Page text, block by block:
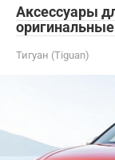
Аксессуары
Тигуан (Tiguan)